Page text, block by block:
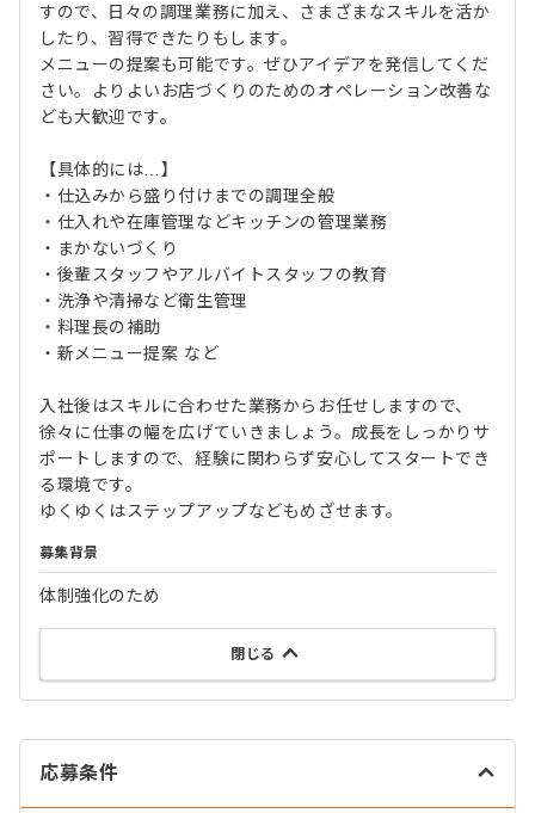
すので、日々の調理業務に加え、さまざまなスキルを活か
したり、習得できたりもします。
メニューの提案も可能です。ぜひアイデアを発信してくだ
さい。よりよいお店づくりのためのオペレーション改善な
ども大歓迎です。
【具体的には…】
・仕込みから盛り付けまでの調理全般
・仕入れや在庫管理などキッチンの管理業務
・まかないづくり
・後輩スタッフやアルバイトスタッフの教育
・洗浄や清掃など衛生管理
・料理長の補助
・新メニュー提案 など
入社後はスキルに合わせた業務からお任せしますので、
徐々に仕事の幅を広げていきましょう。成長をしっかりサ
ポートしますので、経験に関わらず安心してスタートでき
る環境です。
ゆくゆくはステップアップなどもめざせます。
募集背景
体制強化のため
閉じる
応募条件